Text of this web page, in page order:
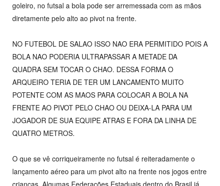
goleiro, no futsal a bola pode ser arremessada com as mãos
diretamente pelo alto ao pivot na frente.
NO FUTEBOL DE SALAO ISSO NAO ERA PERMITIDO POIS A
BOLA NAO PODERIA ULTRAPASSAR A METADE DA
QUADRA SEM TOCAR O CHAO. DESSA FORMA O
ARQUEIRO TERIA DE TER UM LANCAMENTO MUITO
POTENTE COM AS MAOS PARA COLOCAR A BOLA NA
FRENTE AO PIVOT PELO CHAO OU DEIXA-LA PARA UM
JOGADOR DE SUA EQUIPE ATRAS E FORA DA LINHA DE
QUATRO METROS.
O que se vê corriqueiramente no futsal é reiteradamente o
lançamento aéreo para um pivot alto na frente nos jogos entre